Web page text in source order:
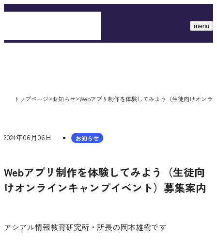
menu
トップページ>お知らせ>Webアプリ制作を体験してみよう（生徒向けオンラ
Webアプリ制作を体験してみよう（生徒向
けオンラインキャンプイベント）募集案内
2024年06月06日 お知らせ
アシアル情報教育研究所・所長の岡本雄樹です